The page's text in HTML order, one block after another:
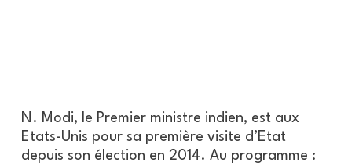
N. Modi, le Premier ministre indien, est aux
Etats-Unis pour sa première visite d’Etat
depuis son élection en 2014. Au programme :